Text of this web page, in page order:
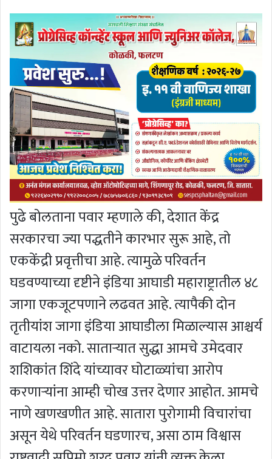
पुढे बोलताना पवार म्हणाले की, देशात केंद्र
सरकारचा ज्या पद्धतीने कारभार सुरू आहे, तो
एककेंद्री प्रवृत्तीचा आहे. त्यामुळे परिवर्तन
घडवण्याच्या दृष्टीने इंडिया आघाडी महाराष्ट्रातील ४८
जागा एकजूटपणाने लढवत आहे. त्यापैकी दोन
तृतीयांश जागा इंडिया आघाडीला मिळाल्यास आश्चर्य
वाटायला नको. सातार्‍यात सुद्धा आमचे उमेदवार
शशिकांत शिंदे यांच्यावर घोटाळ्यांचा आरोप
करणार्‍यांना आम्ही चोख उत्तर देणार आहोत. आमचे
नाणे खणखणीत आहे. सातारा पुरोगामी विचारांचा
असून येथे परिवर्तन घडणारच, असा ठाम विश्वास